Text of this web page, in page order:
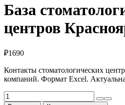
База
центров
₽1690
Контакты стоматологических
компаний. Формат Excel.
Количество